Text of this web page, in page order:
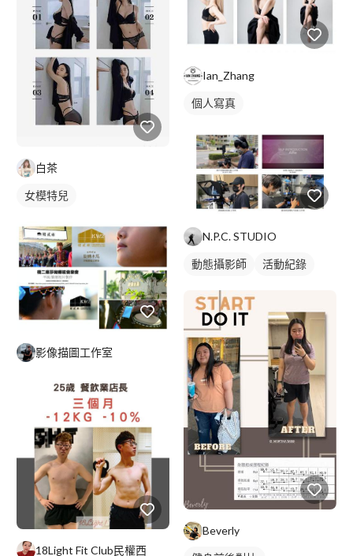
白茶
女模特兒
影像描圖工作室
18Light Fit Club民權西
Ian_Zhang
個人寫真
N.P.C. STUDIO
動態攝影師 活動紀錄
Beverly